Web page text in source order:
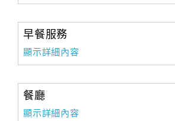
早餐服務
顯示詳細內容
餐廳
顯示詳細內容